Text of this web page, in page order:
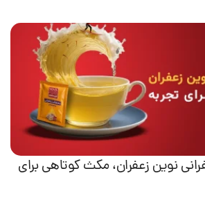
نوین زعفران، مکث کوتاهی برای